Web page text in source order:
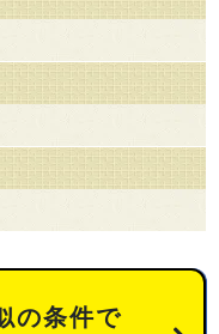
の条件で